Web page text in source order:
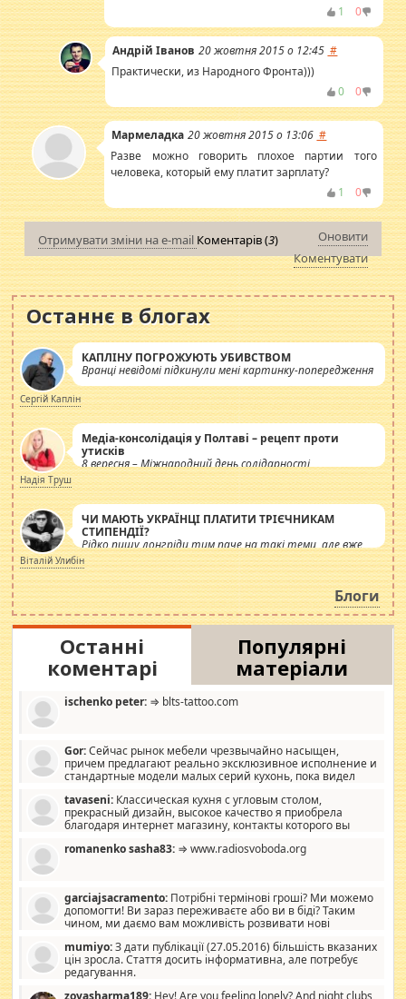
0
1
Андрій Іванов 20 жовтня 2015 о 12:45 #
Практически, из Народного Фронта)))
0
0
Мармеладка 20 жовтня 2015 о 13:06 #
Разве можно говорить плохое партии того
человека, который ему платит зарплату?
0
1
Отримувати зміни на e-mail Коментарів (3)
Оновити
Коментувати
Останнє в блогах
КАПЛІНУ ПОГРОЖУЮТЬ УБИВСТВОМ
Вранці невідомі підкинули мені картинку-попередження
Сергій Каплін
Медіа-консолідація у Полтаві – рецепт проти
утисків
8 вересня – Міжнародний день солідарності
журналістів.
Надія Труш
ЧИ МАЮТЬ УКРАЇНЦІ ПЛАТИТИ ТРІЄЧНИКАМ
СТИПЕНДІЇ?
Рідко пишу лонгріди тим паче на такі теми, але вже
просто дістало! Обурюють сьогоднішні інсенуації
навколо стипендіального питання. Штучно
роздувається ще одна соціальна катастрофа.
Віталій Улибін
Блоги
Останні
коментарі
Популярні
матеріали
ischenko peter: ⇒ blts-tattoo.com
Gor:Сейчас рынок мебели чрезвычайно насыщен,
причем предлагают реально эксклюзивное исполнение и
стандартные модели малых серий кухонь, пока видел
стандартные формы, в MebelOk, креативненько и что главное -
со вкусом все в порядке, без ненужных наворотов удорожающих
мебель, а это не последний фактор.
tavaseni: Классическая кухня с угловым столом,
прекрасный дизайн, высокое качество я приобрела
благодаря интернет магазину, контакты которого вы
romanenko sasha83: ⇒ www.radiosvoboda.org
garciajsacramento: Потрібні термінові гроші? Ми можемо
допомогти! Ви зараз переживаєте або ви в біді? Таким
чином, ми даємо вам можливість розвивати нові
допомагати людям, які намагаються дати їм шанс. Кожен
заслуговує на другий шанс, і, оскільки влада не зможе, вони
повинні приймати від інших. Для нас нема багато суми, і зрілість
mumiyo:З дати публікації (27.05.2016) більшість вказаних
цін зросла. Стаття досить інформативна, але потребує
редагування.
zoyasharma189: Hey! Are you feeling lonely? And night clubs,